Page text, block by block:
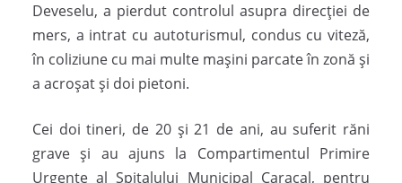
Deveselu, a pierdut controlul asupra direcției de
mers, a intrat cu autoturismul, condus cu viteză,
în coliziune cu mai multe mașini parcate în zonă și
a acroșat și doi pietoni.
Cei doi tineri, de 20 și 21 de ani, au suferit răni
grave și au ajuns la Compartimentul Primire
Urgențe al Spitalului Municipal Caracal, pentru